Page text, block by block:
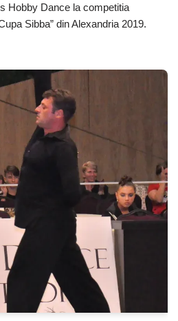
Hobby Dance la competitia
Sibba” din Alexandria 2019.